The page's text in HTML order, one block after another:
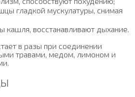
гладкой мускулатуры, снимая
кашля, восстанавливают дыхание.
в разы при соединении
травами, медом, лимоном и